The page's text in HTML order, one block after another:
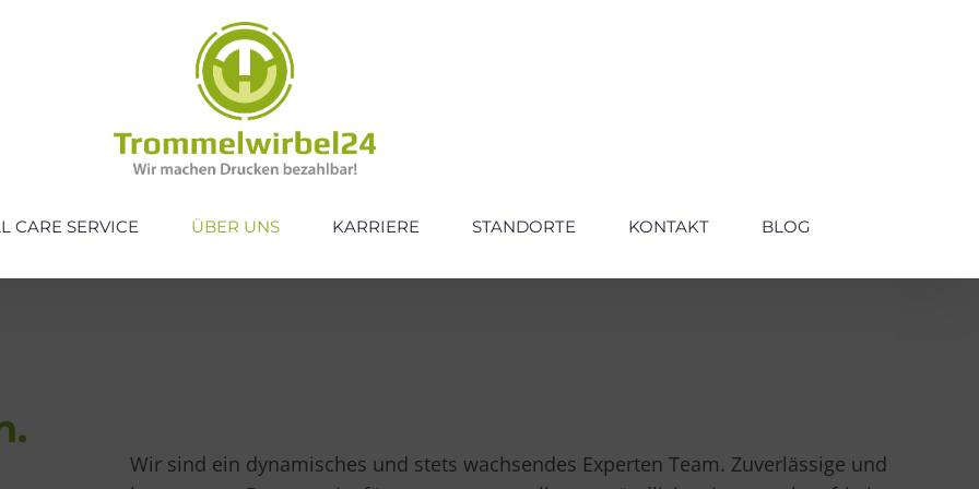
CARE SERVICE ÜBER UNS KARRIERE STANDORTE KONTAKT BLOG
Wir sind ein dynamisches und stets wachsendes Experten Team. Zuverlässige und